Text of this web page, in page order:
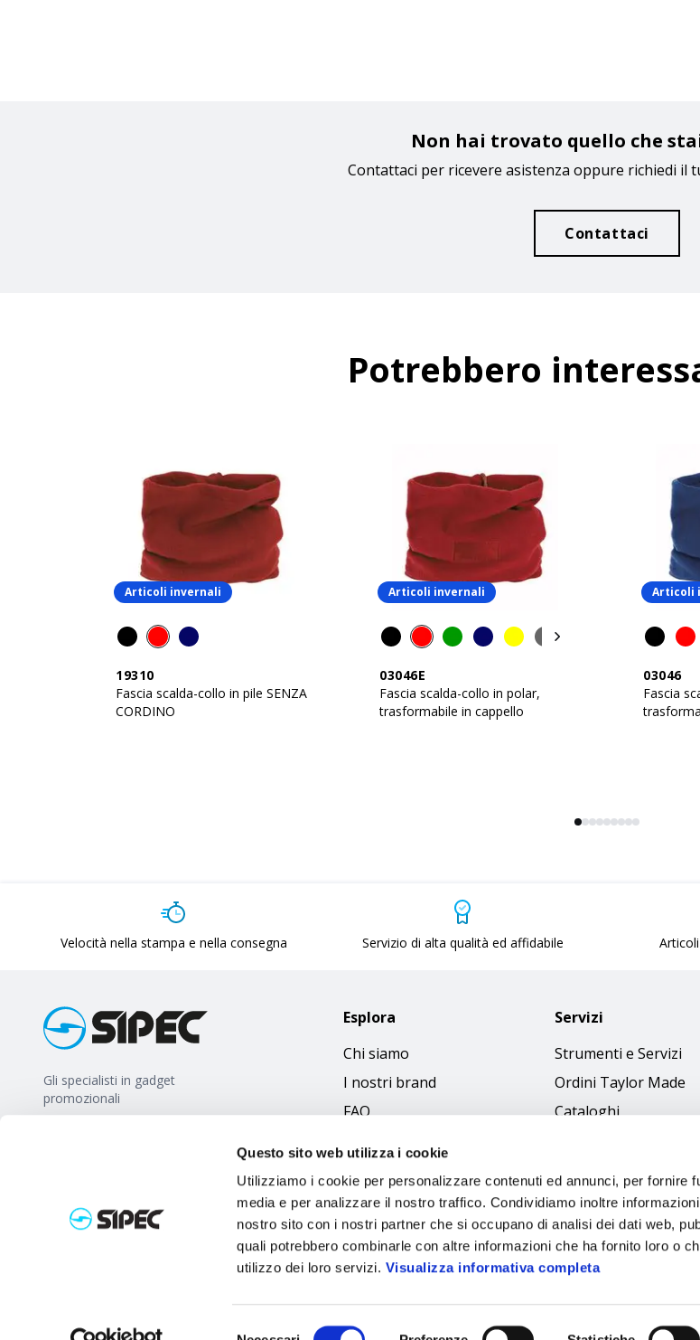
Questo sito web utilizza i cookie
Utilizziamo i cookie per personalizzare contenuti ed annunci, per fornire
media e per analizzare il nostro traffico. Condividiamo inoltre
nostro sito con i nostri partner che si occupano di analisi dei dati web,
quali potrebbero combinarle con altre informazioni che ha fornito loro o
utilizzo dei loro servizi. Visualizza informativa completa
Non hai trovato quello che
Contattaci per ricevere asistenza oppure richiedi il
Contattaci
Potrebbero
Articoli invernali
19310
Fascia scalda-collo in pile SENZA
CORDINO
Articoli invernali
03046E
Fascia scalda-collo in polar,
trasformabile in cappello
Articoli
03046
Fascia
Velocità nella stampa e nella consegna Servizio di alta qualità ed affidabile
Gli specialisti in gadget
promozionali
Esplora
Chi siamo
I nostri brand
FAQ
Servizi
Strumenti e Servizi
Ordini Taylor Made
Cataloghi